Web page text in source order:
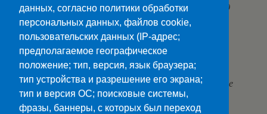
В связи с болезнью и лечением в стационаре-4000
руб.
В связи со смертью близких родственников-3000
руб.
*Смотри коллективный договор разделVСоциальные
гарантии, льготы и компенсации
данных, согласно политики обработки
персональных данных, файлов cookie,
пользовательских данных (IP-адрес;
предполагаемое географическое
положение; тип, версия, язык браузера;
тип устройства и разрешение его экрана;
тип и версия ОС; поисковые системы,
фразы, баннеры, с которых был переход